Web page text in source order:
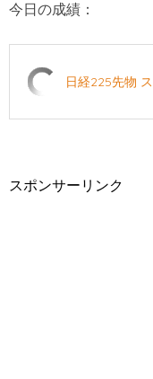
今日の成績：
日経225先物
スポンサーリンク